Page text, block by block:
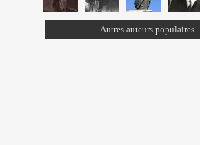
Autres auteurs populaires